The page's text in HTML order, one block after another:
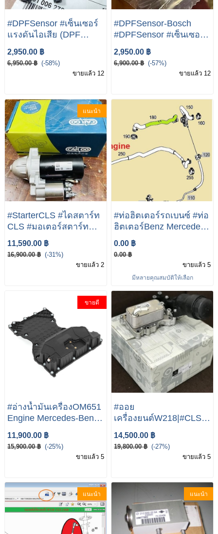
#DPFSensor #เซ็นเซอร์
แรงดันไอเสีย (DPF
Sensor) BOSCH | เบนซ์
W204 W207 W211
W212 W218 W219
2,950.00 ฿
6,950.00 ฿ (-58%)
ขายแล้ว 12
#DPFSensor-Bosch
#DPFSensor #เซ็นเซอร์
แรงดันไอเสีย (DPF
Sensor) BOSCH | เบนซ์
W204 W207 W211
R172 )
2,950.00 ฿
6,900.00 ฿ (-57%)
ขายแล้ว 12
แนะนำ
#StarterCLS #ไดสตาร์ท
CLS #มอเตอร์สตาร์ท
MERCEDES-BENZ CLS
CLS250D W218
11,590.00 ฿
16,900.00 ฿ (-31%)
ขายแล้ว 2
#ท่อฮิตเตอร์รถเบนซ์ #ท่อ
ฮิตเตอร์Benz Mercedes
Benz W212 W204 W207
W218
0.00 ฿
0.00 ฿
ขายแล้ว 5
มีหลายคุณสมบัติให้เลือก
ขายดี
#อ่างน้ำมันเครื่องOM651
Engine Mercedes-Benz
W207 W218(CLS )
Engine Oil Sump Pan
11,900.00 ฿
15,900.00 ฿ (-25%)
ขายแล้ว 5
#ออย
เครื่องยนต์W218|#CLS250
OM651|
14,500.00 ฿
19,800.00 ฿ (-27%)
ขายแล้ว 5
แนะนำ แนะนำ